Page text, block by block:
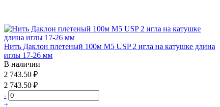
Нить Даклон плетеный 100м М5 USP 2 игла на катушке длина
иглы 17-26 мм
В наличии
2 743.50 ₽
2 743.50 ₽
-
+